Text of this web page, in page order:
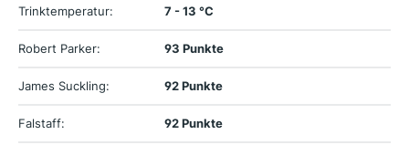
Trinktemperatur: 7 - 13 °C
Robert Parker: 93 Punkte
James Suckling: 92 Punkte
Falstaff: 92 Punkte